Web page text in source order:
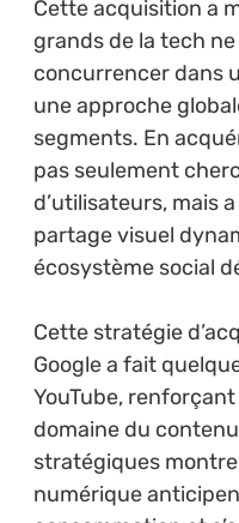
Cette acquisition a
grands de la tech
concurrencer dans
une approche
segments. En
pas seulement
d’utilisateurs, mais
partage visuel
écosystème social
Cette stratégie
Google a fait
YouTube,
domaine du
stratégiques
numérique